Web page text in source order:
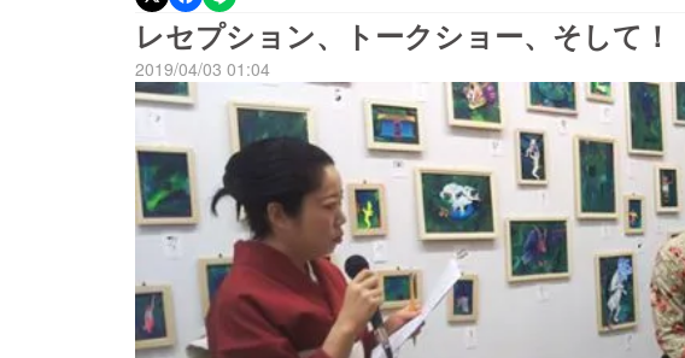
見て頂けました。それでは、今回の作品をご紹介します！『煙
日々』セキグチリンゴ『１＋１でもなお１の世界』コヤマイッ
見知りの像vol.1』 Seishun Nakano『nostoogy』 シトロ『
宙『kiyai』 aza『触らぬ紙に祟りなし』 長井美紀『櫻の樹
る大地F30号』清水智和『私が女だから』HUAN-XU『桜と抱
ゆりな『Buddha』かたやまかほ『シュレディンガーの猫Box−
る』瑞慶山香佳『かけめぐれおしり』びと以上１６組でした
展示会の題名は「私たちのついた一番大きな嘘」ルールは「嘘
霜焼組にご注目ください。なお、リターンの作家の作品を希望
いらっしゃらない方は後日メールでご連絡させて頂きます！
レセプション、トークショー、そして！
2019/04/03 01:04